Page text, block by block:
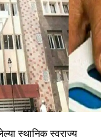
स्थानिक स्वराज्य